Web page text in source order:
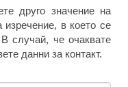
друго значение на
в което се
случай, че очаквате
данни за контакт.